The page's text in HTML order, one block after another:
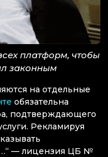
платформ, чтобы
законным
на отдельные
обязательна
подтверждающего
Рекламируя
— лицензия ЦБ №